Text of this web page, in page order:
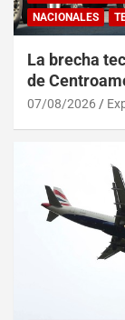
NACIONALES
La brecha
de
07/08/2026